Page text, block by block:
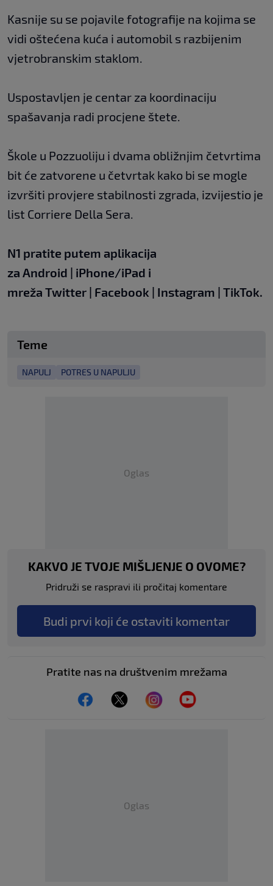
Kasnije su se pojavile fotografije na kojima se
vidi oštećena kuća i automobil s razbijenim
vjetrobranskim staklom.
Uspostavljen je centar za koordinaciju
spašavanja radi procjene štete.
Škole u Pozzuoliju i dvama obližnjim četvrtima
bit će zatvorene u četvrtak kako bi se mogle
izvršiti provjere stabilnosti zgrada, izvijestio je
list Corriere Della Sera.
N1 pratite putem aplikacija
za Android | iPhone/iPad i
mreža Twitter | Facebook | Instagram | TikTok.
Teme
NAPULJ POTRES U NAPULJU
Oglas
KAKVO JE TVOJE MIŠLJENJE O OVOME?
Pridruži se raspravi ili pročitaj komentare
Budi prvi koji će ostaviti komentar
Pratite nas na društvenim mrežama
Oglas